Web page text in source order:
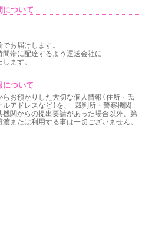
について
お届けします。
間帯に配達するよう運送会社に
ます。
について
らお預かりした大切な個人情報(住所・氏
ルアドレスなど)を、 裁判所・警察機関
機関からの提出要請があった場合以外、第
渡または利用する事は一切ございません。